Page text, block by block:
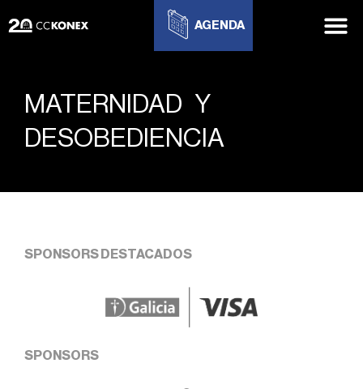
AGENDA
MATERNIDAD Y
DESOBEDIENCIA
SPONSORS DESTACADOS
SPONSORS